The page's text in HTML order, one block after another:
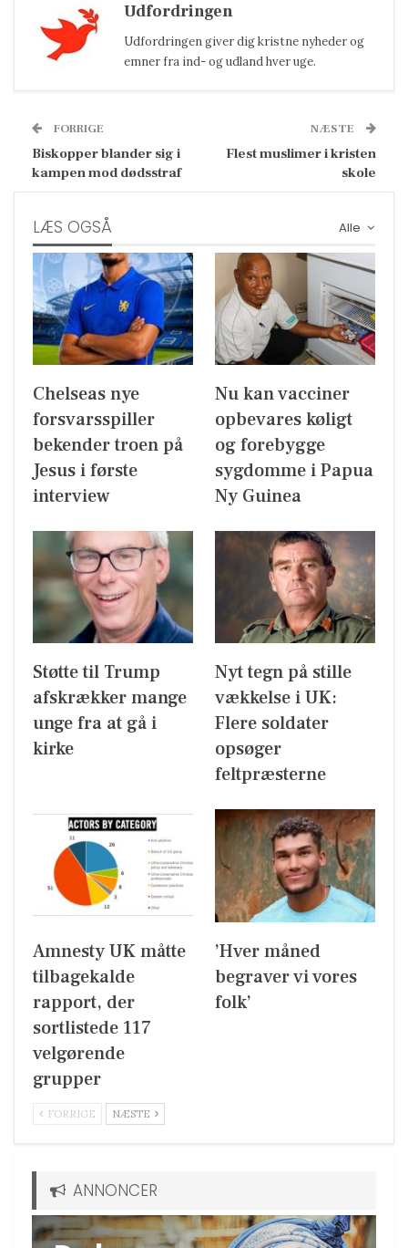
Udfordringen
Udfordringen giver dig kristne nyheder og
emner fra ind- og udland hver uge.
FORRIGE
Biskopper blander sig i
kampen mod dødsstraf
NÆSTE
Flest muslimer i kristen
skole
Alle
LÆS OGSÅ
Chelseas nye
forsvarsspiller
bekender troen på
Jesus i første
interview
Nu kan vacciner
opbevares køligt
og forebygge
sygdomme i Papua
Ny Guinea
Støtte til Trump
afskrækker mange
unge fra at gå i
kirke
Nyt tegn på stille
vækkelse i UK:
Flere soldater
opsøger
feltpræsterne
Amnesty UK måtte
tilbagekalde
rapport, der
sortlistede 117
velgørende
grupper
’Hver måned
begraver vi vores
folk’
FORRIGE NÆSTE
ANNONCER